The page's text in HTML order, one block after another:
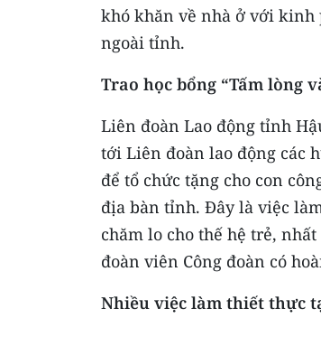
khó khăn về nhà ở với kinh
ngoài tỉnh.
Trao học bổng “Tấm lòng
Liên đoàn Lao động tỉnh
tới Liên đoàn lao động các
để tổ chức tặng cho con
địa bàn tỉnh. Đây là việc
chăm lo cho thế hệ trẻ,
đoàn viên Công đoàn có
Nhiều việc làm thiết thực